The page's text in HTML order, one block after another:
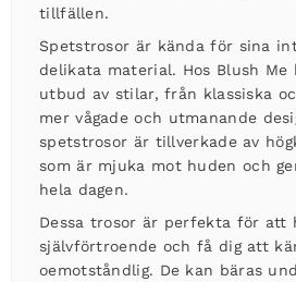
tillfällen.
Spetstrosor är kända för sina
delikata material. Hos Blush
utbud av stilar, från klassiska
mer vågade och utmanande
spetstrosor är tillverkade av
som är mjuka mot huden och
hela dagen.
Dessa trosor är perfekta för att
självförtroende och få dig att
oemotståndlig. De kan bäras